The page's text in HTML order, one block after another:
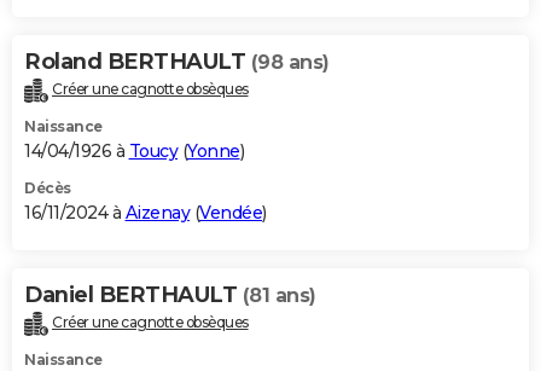
Roland BERTHAULT (98 ans)
Créer une cagnotte obsèques
Naissance
14/04/1926 à Toucy(Yonne)
Décès
16/11/2024 à Aizenay(Vendée)
Daniel BERTHAULT (81 ans)
Créer une cagnotte obsèques
Naissance